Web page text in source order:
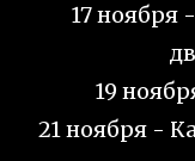
17 ноября
19
21 ноября -